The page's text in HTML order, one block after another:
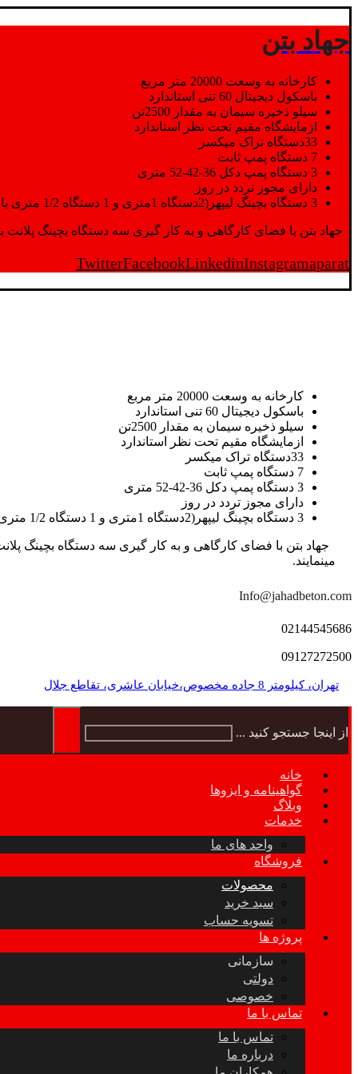
جهاد بتن
کارخانه به وسعت 20000 متر مربع
باسکول دیجیتال 60 تنی استاندارد
سیلو ذخیره سیمان به مقدار 2500تن
ازمایشگاه مقیم تحت نظر استاندارد
33دستگاه تراک میکسر
7 دستگاه پمپ ثابت
3 دستگاه پمپ دکل 36-42-52 متری
دارای مجوز تردد در روز
3 دستگاه بچینگ لیپهر(2دستگاه 1متری و 1 دستگاه 1/2 متری با توان تولید 150 متر مکعب در ساعت)
جهاد بتن با فضای کارگاهی و به کار گیری سه دستگاه بچینگ پلانت با ظرفیت 2500 تن در کنار پرسنل متخصص و پر تلاش واحدهای تولید و ازمایشگاه,بتن با کیفیت را برای واحد
TwitterFacebookLinkedinInstagramaparat
کارخانه به وسعت 20000 متر مربع
باسکول دیجیتال 60 تنی استاندارد
سیلو ذخیره سیمان به مقدار 2500تن
ازمایشگاه مقیم تحت نظر استاندارد
33دستگاه تراک میکسر
7 دستگاه پمپ ثابت
3 دستگاه پمپ دکل 36-42-52 متری
دارای مجوز تردد در روز
3 دستگاه بچینگ لیپهر(2دستگاه 1متری و 1 دستگاه 1/2 متری با توان تولید 150 متر مکعب در ساعت)
مینمایند.
Info@jahadbeton.com
02144545686
09127272500
تهران، کیلومتر 8 جاده مخصوص،خیابان عاشری، تقاطع جلال
از اینجا جستجو کنید ...
خانه
گواهینامه و ایزوها
وبلاگ
خدمات
واحد های ما
فروشگاه
محصولات
سبد خرید
تسویه حساب
پروژه ها
سازمانی
دولتی
خصوصی
تماس با ما
تماس با ما
درباره ما